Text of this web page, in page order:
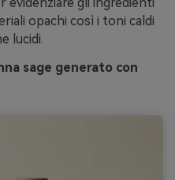
gli ingredienti
opachi così i toni caldi
lucidi.
sage generato con